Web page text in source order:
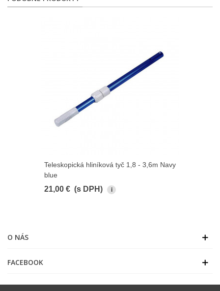
Teleskopická hliníková tyč 1,8 - 3,6m Navy
blue
21,00 € (s DPH) i
O NÁS
FACEBOOK